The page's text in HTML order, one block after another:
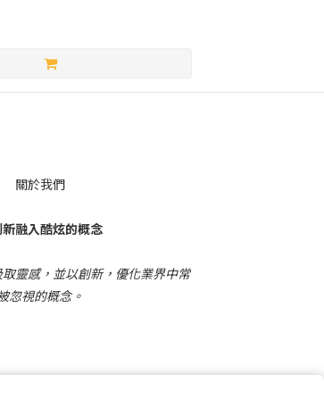
關於我們
融入酷炫的概念
靈感，並以創新，優化業界中常
忽視的概念。